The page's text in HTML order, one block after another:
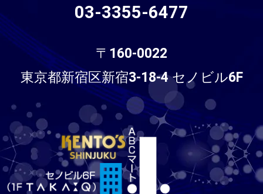
03-3355-6477
〒160-0022
東京都新宿区新宿3-18-4 セノビル6F